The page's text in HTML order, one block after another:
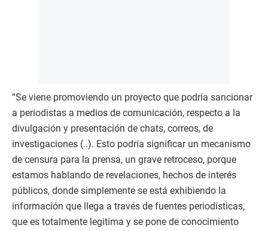
“Se viene promoviendo un proyecto que podría sancionar
a periodistas a medios de comunicación, respecto a la
divulgación y presentación de chats, correos, de
investigaciones (..). Esto podría significar un mecanismo
de censura para la prensa, un grave retroceso, porque
estamos hablando de revelaciones, hechos de interés
públicos, donde simplemente se está exhibiendo la
información que llega a través de fuentes periodísticas,
que es totalmente legitima y se pone de conocimiento